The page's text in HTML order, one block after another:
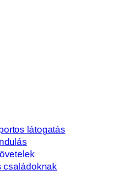
látogatás
családoknak